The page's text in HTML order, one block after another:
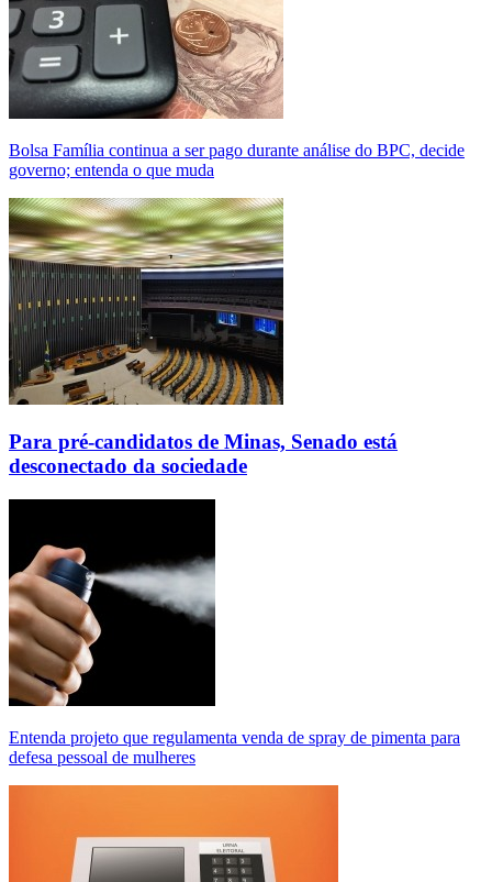
Bolsa Família continua a ser pago durante análise do BPC, decide
governo; entenda o que muda
Para pré-candidatos de Minas, Senado está
desconectado da sociedade
Entenda projeto que regulamenta venda de spray de pimenta para
defesa pessoal de mulheres